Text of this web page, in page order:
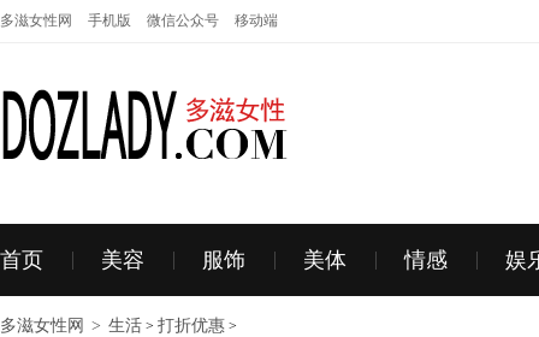
多滋女性网 手机版 微信公众号 移动端
首页 美容 服饰 美体 情感 娱
多滋女性网 > 生活 > 打折优惠 >